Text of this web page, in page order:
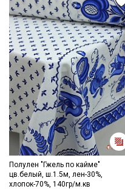
Полулен "Гжель по кайме"
цв.белый, ш.1.5м, лен-30%,
хлопок-70%, 140гр/м.кв